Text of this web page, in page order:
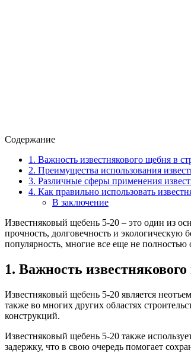
Содержание
1. Важность известнякового щебня в
2. Преимущества использования
3. Различные сферы применения
4. Как правильно использовать
В заключение
Известняковый щебень 5-20 – это один из
прочность, долговечность и экологическую
популярность, многие все еще не
1. Важность
Известняковый щебень 5-20 является
также во многих других областях
конструкций.
Известняковый щебень 5-20 также
задержку, что в свою очередь помогает